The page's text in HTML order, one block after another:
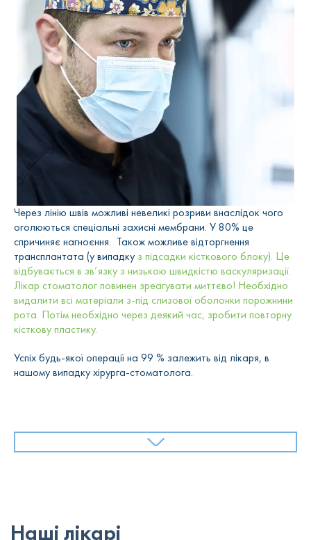
Через лінію швів можливі невеликі розриви внаслідок чого
оголюються спеціальні захисні мембрани. У 80% це
спричиняє нагноєння. Також можливе відторгнення
трансплантата (у випадку з підсадки кісткового блоку). Це
відбувається в зв’язку з низькою швидкістю васкуляризації.
Лікар стоматолог повинен зреагувати миттєво! Необхідно
видалити всі матеріали з-під слизової оболонки порожнини
рота. Потім необхідно через деякий час, зробити повторну
кісткову пластику.
Успіх будь-якої операції на 99 % залежить від лікаря, в
нашому випадку хірурга-стоматолога.
тканини для імплантації- стоматологія
пластика під імплантати, необхідно визначити фактори, від
Наші лікарі